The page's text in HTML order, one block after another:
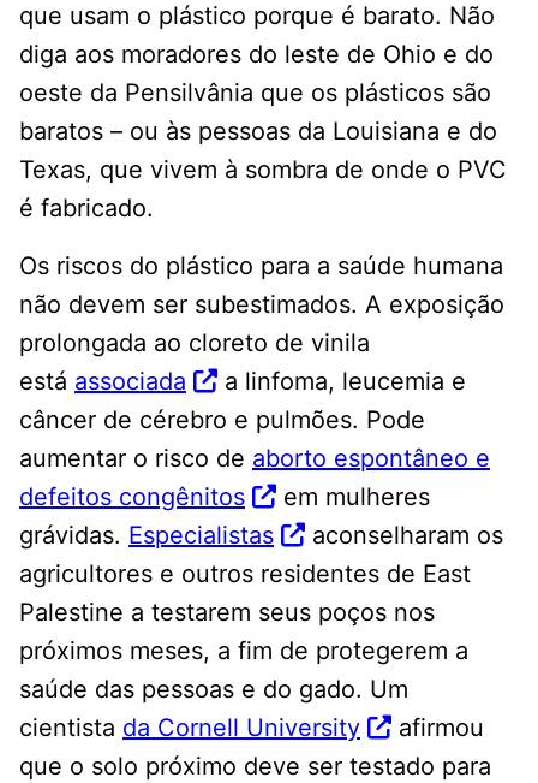
que usam o plástico porque é barato. Não
diga aos moradores do leste de Ohio e do
oeste da Pensilvânia que os plásticos são
baratos – ou às pessoas da Louisiana e do
Texas, que vivem à sombra de onde o PVC
é fabricado.
Os riscos do plástico para a saúde humana
não devem ser subestimados. A exposição
prolongada ao cloreto de vinila
está associada
a linfoma, leucemia e
câncer de cérebro e pulmões. Pode
aumentar o risco de aborto espontâneo e
defeitos congênitos
em mulheres
grávidas. Especialistas
aconselharam os
agricultores e outros residentes de East
Palestine a testarem seus poços nos
próximos meses, a fim de protegerem a
saúde das pessoas e do gado. Um
cientista da Cornell University
afirmou
que o solo próximo deve ser testado para